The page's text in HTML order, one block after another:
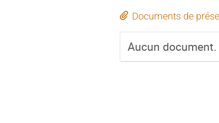
Documents de
Aucun document.